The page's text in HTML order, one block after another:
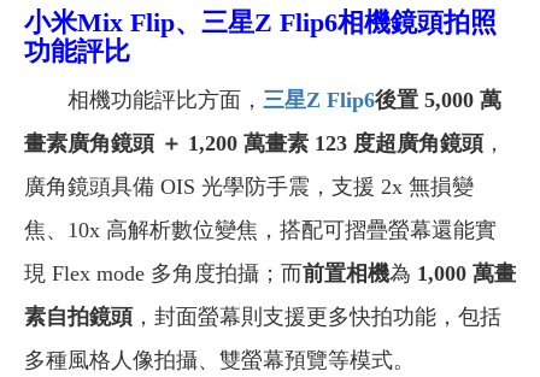
小米Mix Flip、三星Z Flip6相機鏡頭拍照
功能評比
相機功能評比方面， 三星Z Flip6後置 5,000 萬
畫素廣角鏡頭 ＋ 1,200 萬畫素 123 度超廣角鏡頭，
廣角鏡頭具備 OIS 光學防手震，支援 2x 無損變
焦、10x 高解析數位變焦，搭配可摺疊螢幕還能實
現 Flex mode 多角度拍攝；而前置相機為 1,000 萬畫
素自拍鏡頭，封面螢幕則支援更多快拍功能，包括
多種風格人像拍攝、雙螢幕預覽等模式。